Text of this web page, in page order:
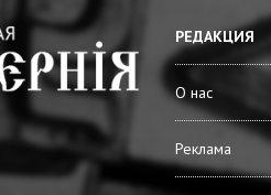
РЕДАКЦИЯ
О нас
Реклама